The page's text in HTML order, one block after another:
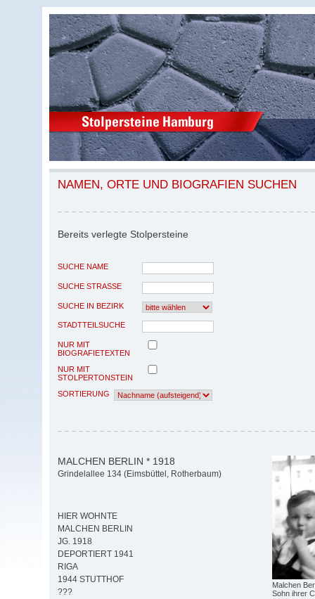
NAMEN, ORTE UND BIOGRAFIEN SUCHEN
Bereits verlegte Stolpersteine
SUCHE NAME
SUCHE STRASSE
SUCHE IN BEZIRK
STADTTEILSUCHE
NUR MIT
BIOGRAFIETEXTEN
NUR MIT
STOLPERTONSTEIN
SORTIERUNG
Malchen
Sohn ihrer
MALCHEN BERLIN * 1918
Grindelallee 134 (Eimsbüttel, Rotherbaum)
HIER WOHNTE
MALCHEN BERLIN
JG. 1918
DEPORTIERT 1941
RIGA
1944 STUTTHOF
???